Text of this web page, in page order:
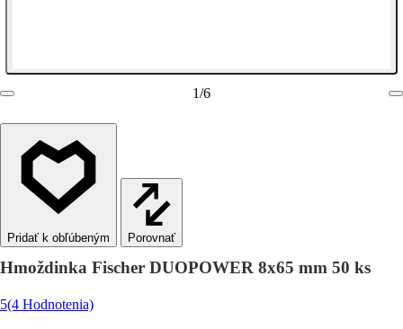
1/6
Porovnať
Hmoždinka Fischer DUOPOWER 8x65 mm 50 ks
5(4 Hodnotenia)